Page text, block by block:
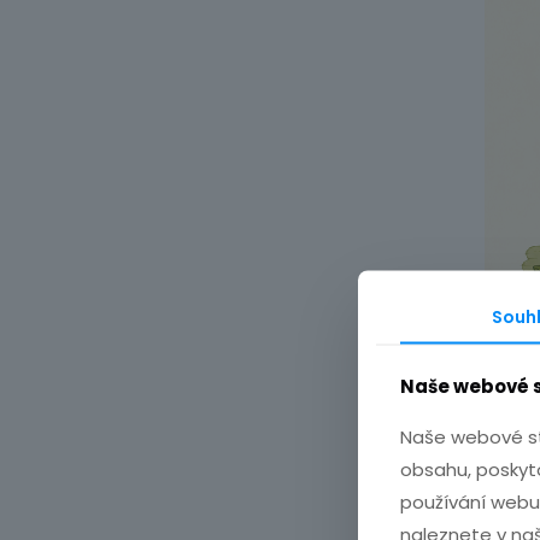
Naše
Naše webové
obsahu,
používání
naleznete v